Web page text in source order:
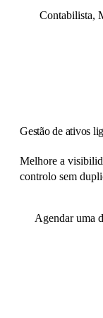
Contabilista,
Gestão de ativos
Melhore a
controlo sem
Agendar uma